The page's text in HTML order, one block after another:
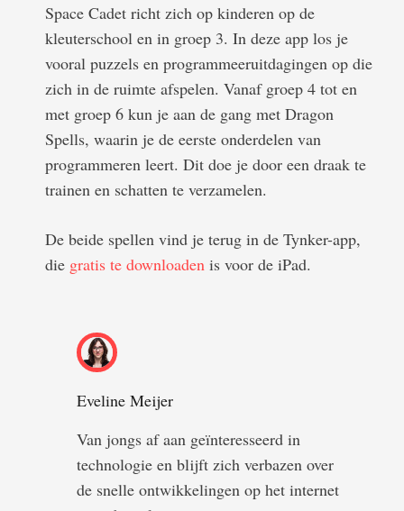
Space Cadet richt zich op kinderen op de
kleuterschool en in groep 3. In deze app los je
vooral puzzels en programmeeruitdagingen op die
zich in de ruimte afspelen. Vanaf groep 4 tot en
met groep 6 kun je aan de gang met Dragon
Spells, waarin je de eerste onderdelen van
programmeren leert. Dit doe je door een draak te
trainen en schatten te verzamelen.
De beide spellen vind je terug in de Tynker-app,
die gratis te downloaden is voor de iPad.
Eveline Meijer
Van jongs af aan geïnteresseerd in
technologie en blijft zich verbazen over
de snelle ontwikkelingen op het internet